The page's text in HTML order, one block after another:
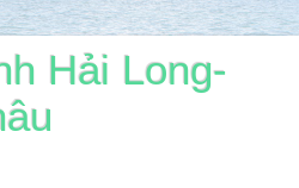
Hải Long-